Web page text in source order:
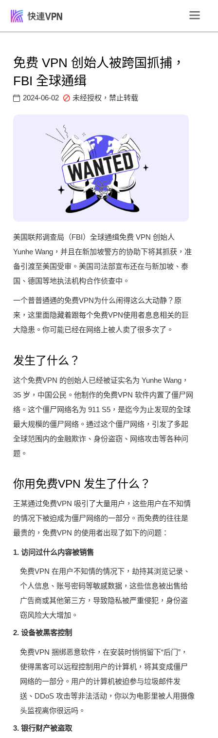
免费 VPN 创始人被跨国抓捕，
FBI 全球通缉
2024-06-02 未经授权，禁止转载
美国联邦调查局（FBI）全球通缉免费 VPN 创始人
Yunhe Wang，并且在新加坡警方的协助下将其抓获，准
备引渡至美国受审。美国司法部宣布还在与新加坡、泰
国、德国等地执法机构合作侦查中。
一个普普通通的免费VPN为什么闹得这么大动静？原
来，这里面隐藏着跟每个免费VPN使用者息息相关的巨
大隐患。你可能已经在网络上被人卖了很多次了。
发生了什么？
这个免费VPN 的创始人已经被证实名为 Yunhe Wang，
35 岁，中国公民。他制作的免费VPN 软件内置了僵尸网
络。这个僵尸网络名为 911 S5，是迄今为止发现的全球
最大规模的僵尸网络。通过这个僵尸网络，引发了多起
全球范围内的金融欺诈、身份盗窃、网络攻击等各种问
题。
你用免费VPN 发生了什么？
王某通过免费VPN 吸引了大量用户，这些用户在不知情
的情况下被迫成为僵尸网络的一部分。而免费的往往是
最贵的，免费VPN 的使用者出现了如下的问题：
1. 访问过什么内容被销售
免费VPN 在用户不知情的情况下，劫持其浏览记录、
个人信息、账号密码等敏感数据，这些信息被出售给
广告商或其他第三方，导致隐私被严重侵犯，身份盗
窃风险大大增加。
2. 设备被黑客控制
免费VPN 捆绑恶意软件，在安装时悄悄留下“后门”，
使得黑客可以远程控制用户的计算机，将其变成僵尸
网络的一部分。用户的计算机被迫参与垃圾邮件发
送、DDoS 攻击等非法活动，你以为电影里被人用摄像
头监视离你很远吗。
3. 银行财产被盗取